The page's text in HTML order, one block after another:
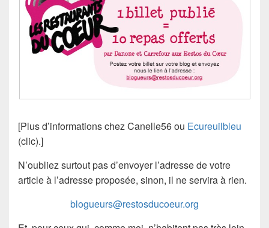
[Plus d’informations chez Canelle56 ou Ecureuilbleu
(clic).]
N’oubliez surtout pas d’envoyer l’adresse de votre
article à l’adresse proposée, sinon, il ne servira à rien.
blogueurs@restosducoeur.org